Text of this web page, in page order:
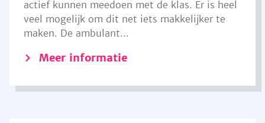
actief kunnen meedoen met de klas. Er is heel
veel mogelijk om dit net iets makkelijker te
maken. De ambulant...
Meer informatie